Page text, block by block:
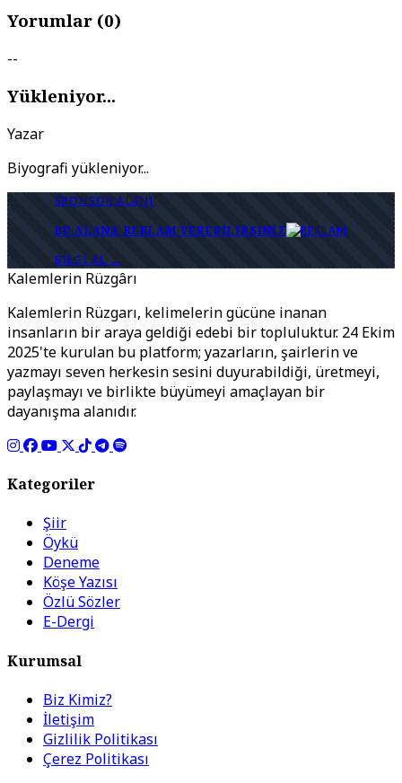
Yorumlar (0)
--
Yükleniyor...
Yazar
Biyografi yükleniyor...
SPONSOR ALANI
BU ALANA REKLAM VEREBILIRSINIZ
BILGI AL →
Kalemlerin Rüzgârı
Kalemlerin Rüzgarı, kelimelerin gücüne inanan
insanların bir araya geldiği edebi bir topluluktur. 24 Ekim
2025'te kurulan bu platform; yazarların, şairlerin ve
yazmayı seven herkesin sesini duyurabildiği, üretmeyi,
paylaşmayı ve birlikte büyümeyi amaçlayan bir
dayanışma alanıdır.
Kategoriler
Şiir
Öykü
Deneme
Köşe Yazısı
Özlü Sözler
E-Dergi
Kurumsal
Biz Kimiz?
İletişim
Gizlilik Politikası
Çerez Politikası